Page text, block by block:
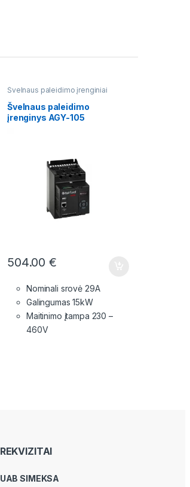
Švelnaus paleidimo įrenginiai
Švelnaus paleidimo
įrenginys AGY-105
504.00€
Nominali srovė 29A
Galingumas 15kW
Maitinimo įtampa 230 –
460V
REKVIZITAI
UAB SIMEKSA